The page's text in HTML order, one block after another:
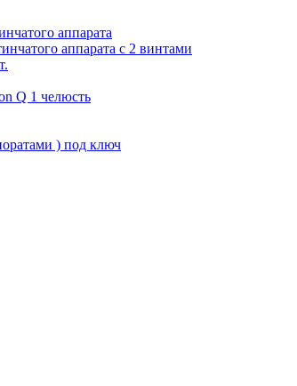
аппарата
аппарата с 2 винтами
Q 1 челюсть
) под ключ